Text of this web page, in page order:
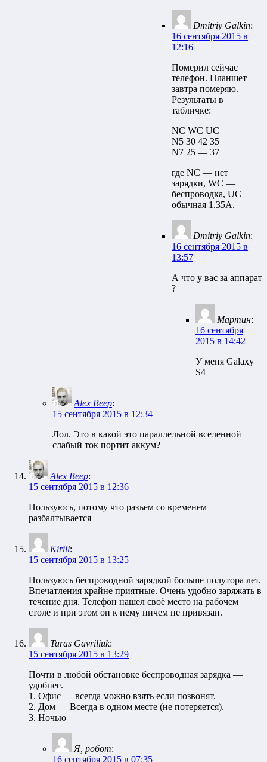
Dmitriy Galkin:
16 сентября 2015 в
12:16
Померил сейчас
телефон. Планшет
завтра померяю.
Результаты в
табличке:
NC WC UC
N5 30 42 35
N7 25 — 37
где NC — нет
зарядки, WC —
беспроводка, UC —
обычная 1.35A.
Dmitriy Galkin:
16 сентября 2015 в
13:57
А что у вас за аппарат
?
Мартин:
16 сентября
2015 в 14:42
У меня Galaxy
S4
Alex Beep:
15 сентября 2015 в 12:34
Лол. Это в какой это параллельной вселенной
слабый ток портит аккум?
Alex Beep:
15 сентября 2015 в 12:36
Пользуюсь, потому что разъем со временем
разбалтывается
Kirill:
15 сентября 2015 в 13:25
Пользуюсь беспроводной зарядкой больше полутора лет.
Впечатления крайне приятные. Очень удобно заряжать в
течение дня. Телефон нашел своё место на рабочем
столе и при этом он к нему ничем не привязан.
Taras Gavriliuk:
15 сентября 2015 в 13:29
Почти в любой обстановке беспроводная зарядка —
удобнее.
1. Офис — всегда можно взять если позвонят.
2. Дом — Всегда в одном месте (не потеряется).
3. Ночью
Я, робот:
16 сентября 2015 в 07:35